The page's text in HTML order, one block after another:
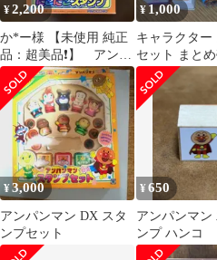
¥2,200
か*ー様 【未使用 純正
品：超美品❗️】 アンパ
ンマン 『にこにこスタ
ンプ』 セ
¥1,000
キャラクター
セット まと
ャンク
¥3,000
アンパンマン DX スタ
ンプセット
¥650
アンパンマン
ンプ ハンコ